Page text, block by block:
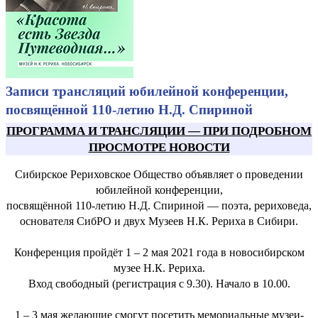
Записи трансляций юбилейной конференции,
посвящённой 110-летию Н.Д. Спириной
ПРОГРАММА И ТРАНСЛЯЦИИ—ПРИ ПОДРОБНОМ
ПРОСМОТРЕ НОВОСТИ
Сибирское Рериховское Общество объявляет о проведении
юбилейной конференции,
посвящённой 110-летию Н.Д. Спириной — поэта, рериховеда,
основателя СибРО и двух Музеев Н.К. Рериха в Сибири.
Конференция пройдёт 1 – 2 мая 2021 года в новосибирском
музее Н.К. Рериха.
Вход свободный (регистрация с 9.30). Начало в 10.00.
1 – 3 мая желающие смогут посетить мемориальные музеи-